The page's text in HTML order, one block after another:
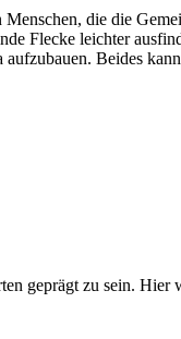
die die
Flecke leichter
Beides
geprägt zu sein.